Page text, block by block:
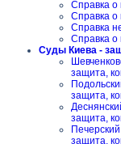
Справка о
Справка о
Справка
Справка о
Суды Киева -
защита,
защита,
защита,
защита,